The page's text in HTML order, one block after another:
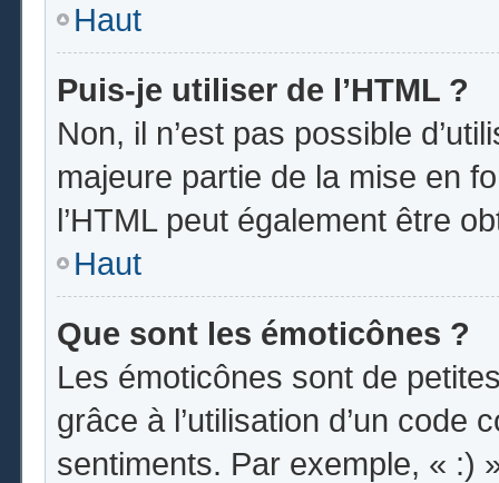
Haut
Puis-je utiliser de l’HTML ?
Non, il n’est pas possible
majeure partie de la mise en
l’HTML peut également être
Haut
Que sont les émoticônes ?
Les émoticônes sont de
grâce à l’utilisation d’un code
sentiments. Par exemple, « :)